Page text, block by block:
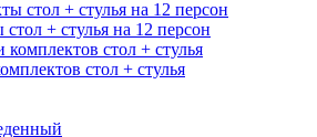
+ стулья на 12 персон
стол + стулья